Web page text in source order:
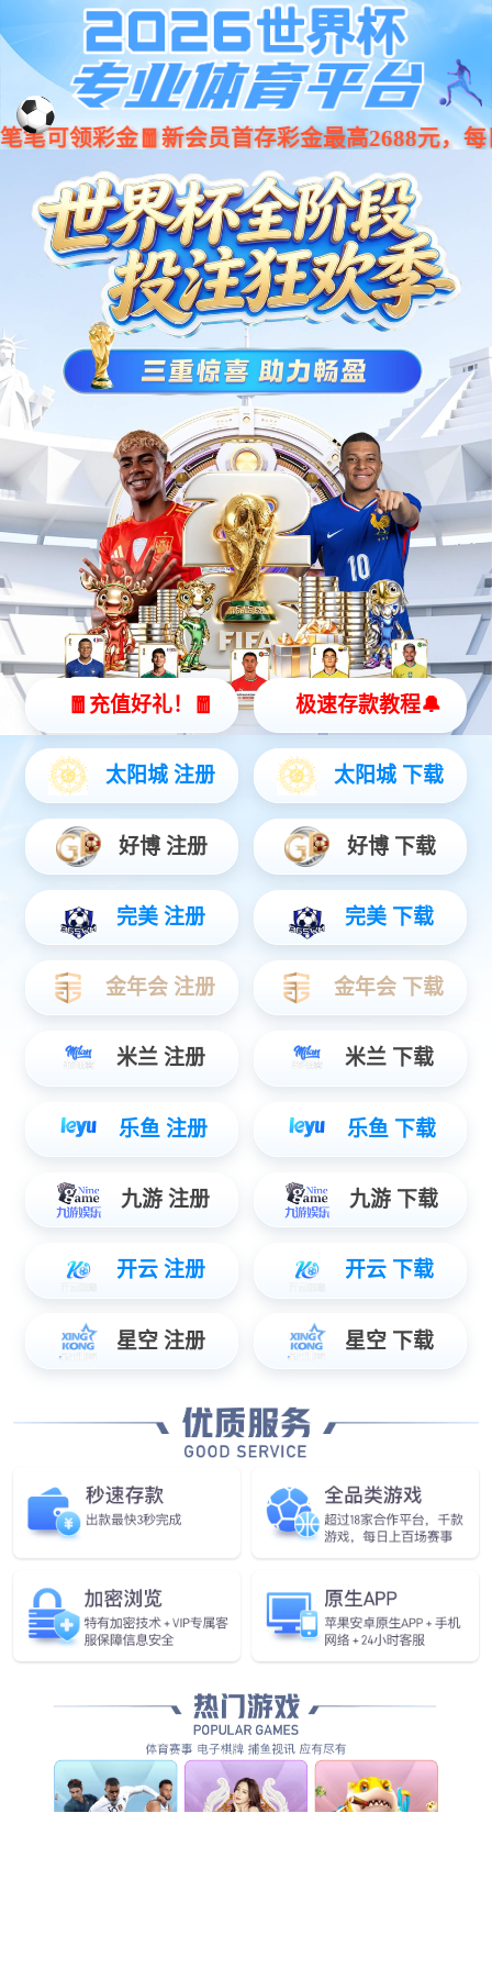
股票
代码 001266
汽车电子
智驾类
电子后视镜
高精度融合定位终端
行泊一体域控制器
智能座舱四连屏